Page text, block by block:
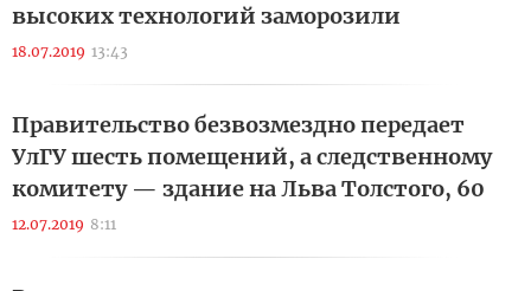
высоких технологий заморозили
18.07.2019 13:43
Правительство безвозмездно передает
УлГУ шесть помещений, а следственному
комитету — здание на Льва Толстого, 60
12.07.2019 8:11